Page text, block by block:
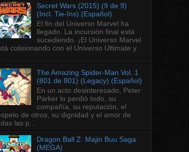
Secret Wars (2015) (9 de 9)
(Incl. Tie-Ins) (Español)
El fin del Universo Marvel ha
llegado. La incursión final está
sucediendo. ¡El Universo Marvel
colisionando con el Universo Ultimate y
The Amazing Spider-Man Vol. 1
(801 de 801) (Legacy) (Español)
En un acto desinteresado, Peter
Parker lo perdió todo, su
compañía, su reputación, el
de otros, su dignidad y el amor de
las p...
Dragon Ball Z: Majin Buu Saga
(MEGA)